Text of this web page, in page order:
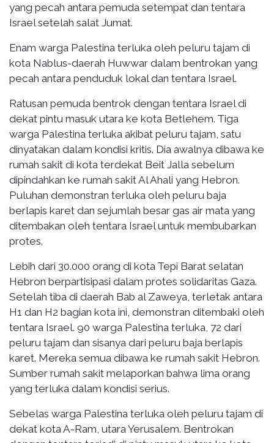
yang pecah antara pemuda setempat dan tentara
Israel setelah salat Jumat.
Enam warga Palestina terluka oleh peluru tajam di
kota Nablus-daerah Huwwar dalam bentrokan yang
pecah antara penduduk lokal dan tentara Israel.
Ratusan pemuda bentrok dengan tentara Israel di
dekat pintu masuk utara ke kota Betlehem. Tiga
warga Palestina terluka akibat peluru tajam, satu
dinyatakan dalam kondisi kritis. Dia awalnya dibawa ke
rumah sakit di kota terdekat Beit Jalla sebelum
dipindahkan ke rumah sakit Al Ahali yang Hebron.
Puluhan demonstran terluka oleh peluru baja
berlapis karet dan sejumlah besar gas air mata yang
ditembakan oleh tentara Israel untuk membubarkan
protes.
Lebih dari 30.000 orang di kota Tepi Barat selatan
Hebron berpartisipasi dalam protes solidaritas Gaza.
Setelah tiba di daerah Bab al Zaweya, terletak antara
H1 dan H2 bagian kota ini, demonstran ditembaki oleh
tentara Israel. 90 warga Palestina terluka, 72 dari
peluru tajam dan sisanya dari peluru baja berlapis
karet. Mereka semua dibawa ke rumah sakit Hebron.
Sumber rumah sakit melaporkan bahwa lima orang
yang terluka dalam kondisi serius.
Sebelas warga Palestina terluka oleh peluru tajam di
dekat kota A-Ram, utara Yerusalem. Bentrokan